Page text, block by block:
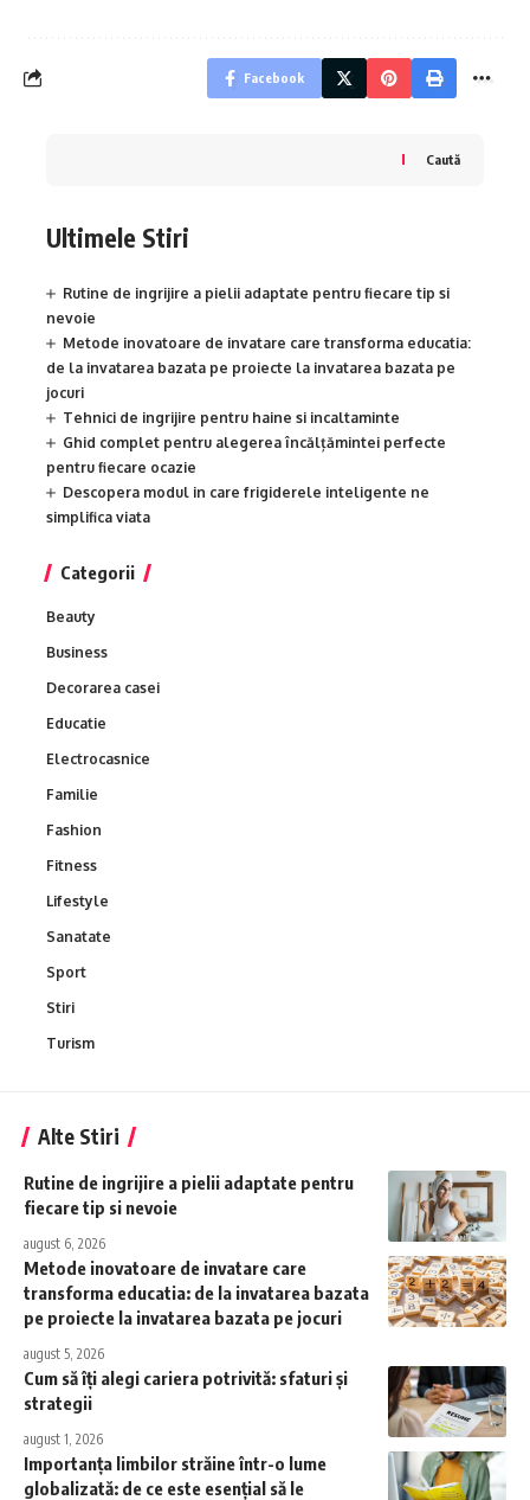
Facebook
Caută
Ultimele Stiri
Rutine de ingrijire a pielii adaptate pentru fiecare tip si
nevoie
Metode inovatoare de invatare care transforma educatia:
de la invatarea bazata pe proiecte la invatarea bazata pe
jocuri
Tehnici de ingrijire pentru haine si incaltaminte
Ghid complet pentru alegerea încălțămintei perfecte
pentru fiecare ocazie
Descopera modul in care frigiderele inteligente ne
simplifica viata
Categorii
Beauty
Business
Decorarea casei
Educatie
Electrocasnice
Familie
Fashion
Fitness
Lifestyle
Sanatate
Sport
Stiri
Turism
Alte Stiri
Rutine de ingrijire a pielii adaptate pentru
fiecare tip si nevoie
august 6, 2026
Metode inovatoare de invatare care
transforma educatia: de la invatarea bazata
pe proiecte la invatarea bazata pe jocuri
august 5, 2026
Cum să îți alegi cariera potrivită: sfaturi și
strategii
august 1, 2026
Importanța limbilor străine într-o lume
globalizată: de ce este esențial să le